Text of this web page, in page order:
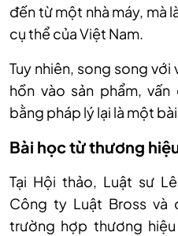
đến từ một nhà máy, mà
cụ thể của Việt Nam.
Tuy nhiên, song song
hồn vào sản phẩm,
bằng pháp lý lại là một
Bài học từ thương
Tại Hội thảo, Luật sư
Công ty Luật Bross
trường hợp thương